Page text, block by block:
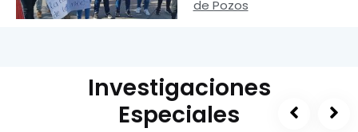
de Pozos
Investigaciones
Especiales